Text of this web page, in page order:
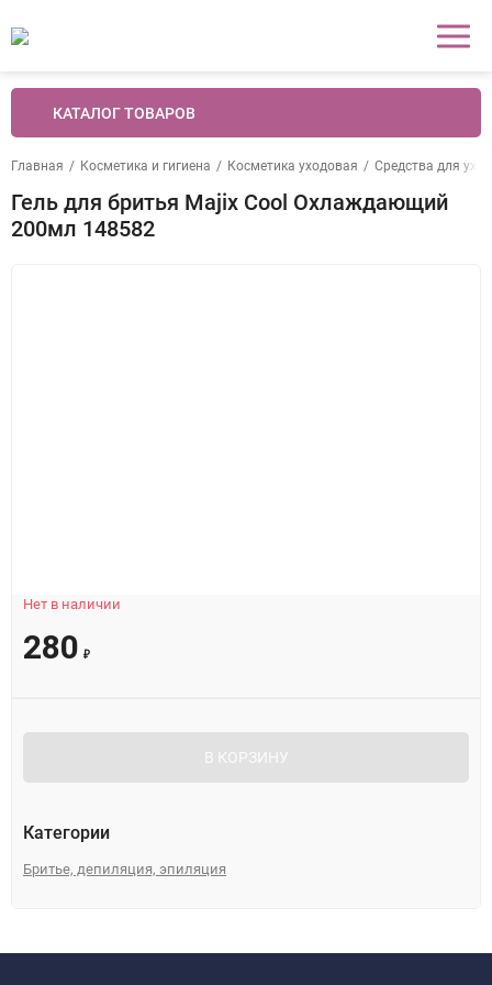
КАТАЛОГ ТОВАРОВ
Главная / Косметика и гигиена / Косметика уходовая / Средства для
Гель для бритья Majix Cool Охлаждающий
200мл 148582
Нет в наличии
280 ₽
В КОРЗИНУ
Категории
Бритье, депиляция, эпиляция